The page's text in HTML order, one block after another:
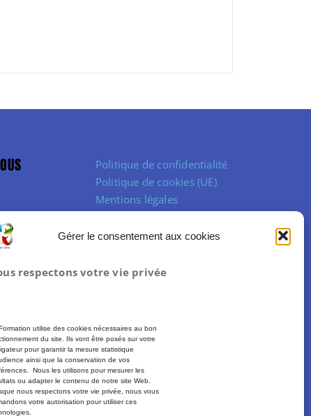
Gérer le consentement aux cookies
respectons votre vie privée
utilise des cookies nécessaires au bon
du site. Ils vont être posés sur votre
pour garantir la mesure statistique
ainsi que la conservation de vos
Nous les utilisons pour mesurer les
ou adapter le contenu de notre site Web.
nous respectons votre vie privée, nous vous
votre autorisation pour utiliser ces
Politique de confidentialité
Politique de cookies (UE)
Mentions légales